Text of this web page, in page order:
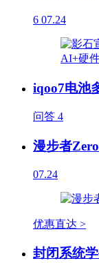
6 07.24
iqoo7电池
问答 4
漫步者
07.24
优惠直达 >
封闭系统